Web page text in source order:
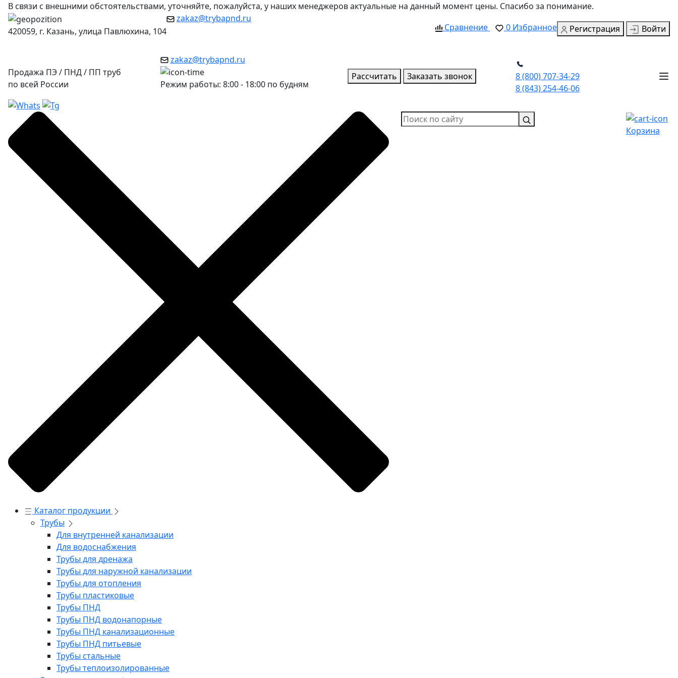
В связи с внешними обстоятельствами, уточняйте, пожалуйста, у наших менеджеров актуальные на данный момент цены. Спасибо за понимание.
420059, г. Казань, улица Павлюхина, 104
zakaz@trybapnd.ru
Сравнение
0 Избранное Регистрация Войти
Продажа ПЭ / ПНД / ПП труб
по всей России
zakaz@trybapnd.ru
Режим работы: 8:00 - 18:00 по будням
Рассчитать Заказать звонок
8 (800) 707-34-29
8 (843) 254-46-06
Каталог продукции
Трубы
Для внутренней канализации
Для водоснабжения
Трубы для дренажа
Трубы для наружной канализации
Трубы для отопления
Трубы пластиковые
Трубы ПНД
Трубы ПНД водонапорные
Трубы ПНД канализационные
Трубы ПНД питьевые
Трубы стальные
Трубы теплоизолированные
Корзина